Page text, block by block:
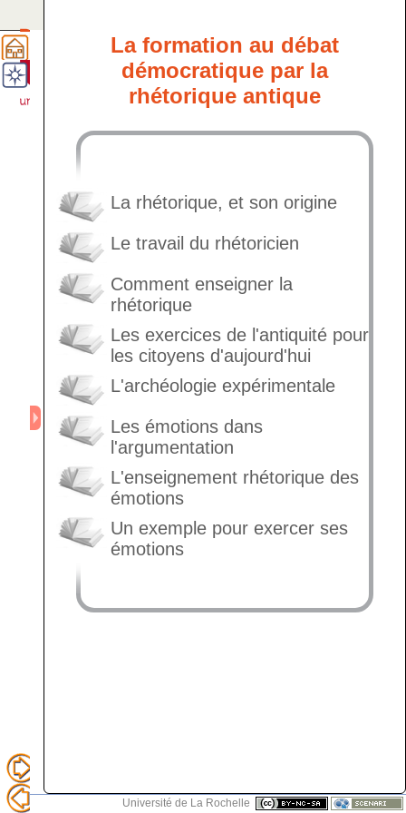
La démocratie participative et la science
La formation au débat
démocratique par la
rhétorique antique
La rhétorique, et son origine
Le travail du rhétoricien
Comment enseigner la
rhétorique
Les exercices de l'antiquité pour
les citoyens d'aujourd'hui
L'archéologie expérimentale
Les émotions dans
l'argumentation
L'enseignement rhétorique des
émotions
Un exemple pour exercer ses
émotions
Université de La Rochelle